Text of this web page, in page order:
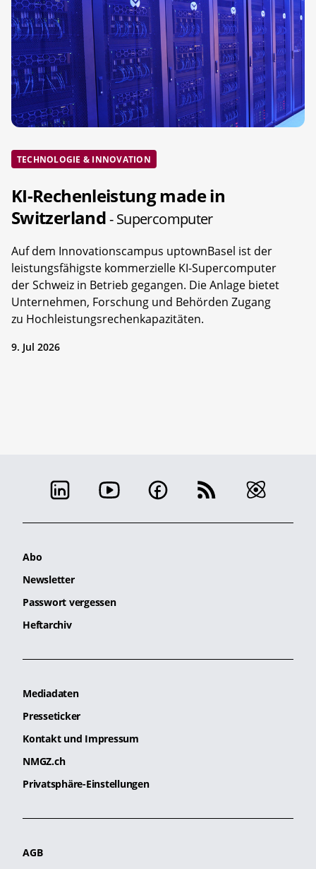
TECHNOLOGIE & INNOVATION
KI-Rechenleistung made in
Switzerland- Supercomputer
Auf dem Innovationscampus uptownBasel ist der
leistungsfähigste kommerzielle KI-Supercomputer
der Schweiz in Betrieb gegangen. Die Anlage bietet
Unternehmen, Forschung und Behörden Zugang
zu Hochleistungsrechenkapazitäten.
9. Jul 2026
Abo
Newsletter
Passwort vergessen
Heftarchiv
Mediadaten
Presseticker
Kontakt und Impressum
NMGZ.ch
Privatsphäre-Einstellungen
AGB